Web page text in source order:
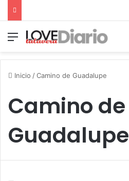
Menú
Inicio /Camino de Guadalupe
Camino de
Guadalupe